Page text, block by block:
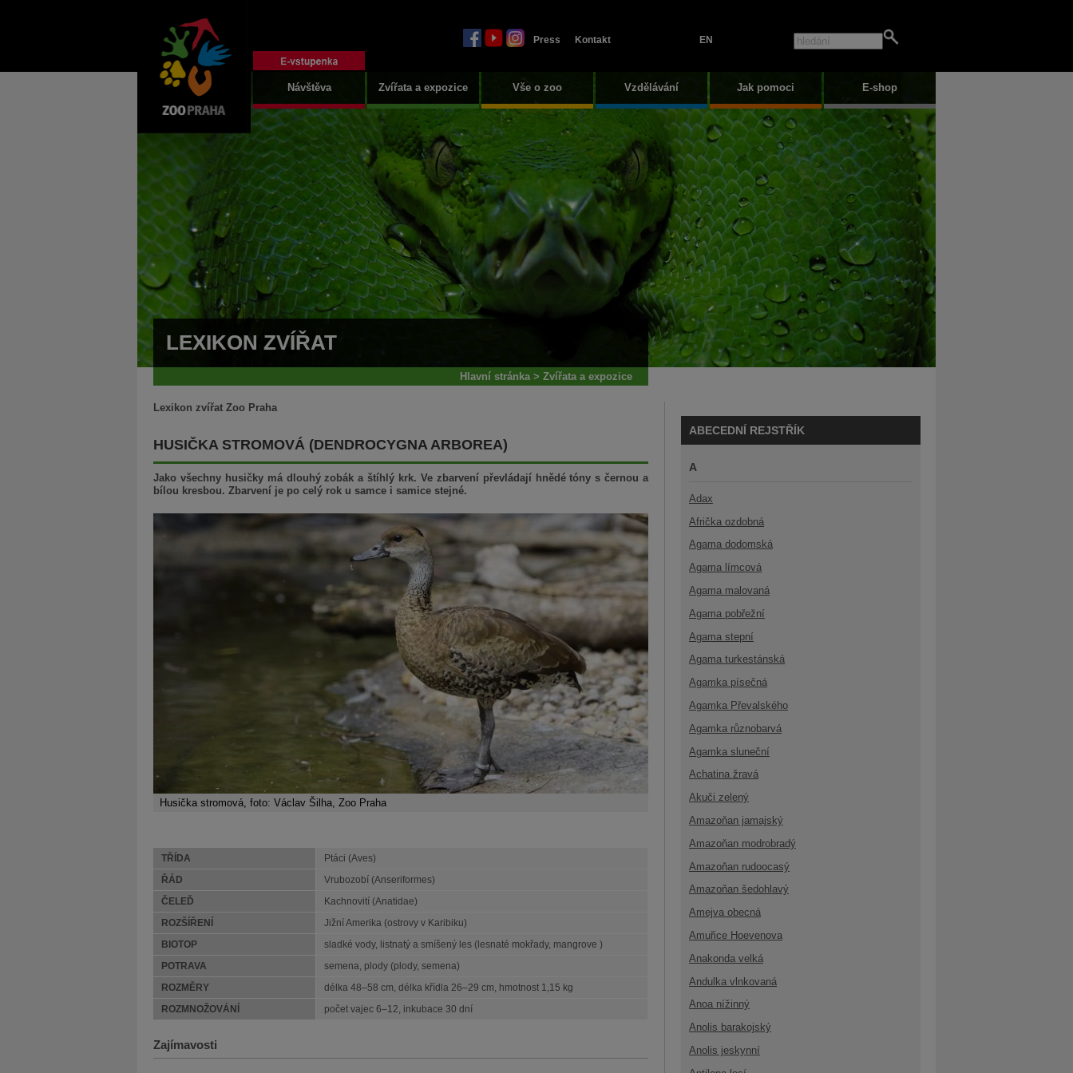
Press Kontakt EN
Návštěva Zvířata a expozice Vše o zoo Vzdělávání Jak pomoci E-shop
LEXIKON ZVÍŘAT
LEXIKON ZVÍŘAT
Hlavní stránka> Zvířata a expozice
Lexikon zvířat Zoo Praha
HUSIČKA STROMOVÁ (DENDROCYGNA ARBOREA)
Jako všechny husičky má dlouhý zobák a štíhlý krk. Ve zbarvení převládají hnědé tóny s černou a
bílou kresbou. Zbarvení je po celý rok u samce i samice stejné.
Husička stromová, foto: Václav Šilha, Zoo Praha
TŘÍDA Ptáci (Aves)
ŘÁD Vrubozobí (Anseriformes)
ČELEĎ Kachnovití (Anatidae)
ROZŠÍŘENÍ Jižní Amerika (ostrovy v Karibiku)
BIOTOP sladké vody, listnatý a smíšený les (lesnaté mokřady, mangrove )
POTRAVA semena, plody (plody, semena)
ROZMĚRY délka 48–58 cm, délka křídla 26–29 cm, hmotnost 1,15 kg
ROZMNOŽOVÁNÍ počet vajec 6–12, inkubace 30 dní
Zajímavosti
ABECEDNÍ REJSTŘÍK
A
Adax
Afrička ozdobná
Agama dodomská
Agama límcová
Agama malovaná
Agama pobřežní
Agama stepní
Agama turkestánská
Agamka písečná
Agamka Převalského
Agamka různobarvá
Agamka sluneční
Achatina žravá
Akuči zelený
Amazoňan jamajský
Amazoňan modrobradý
Amazoňan rudoocasý
Amazoňan šedohlavý
Amejva obecná
Amuřice Hoevenova
Anakonda velká
Andulka vlnkovaná
Anoa nížinný
Anolis barakojský
Anolis jeskynní